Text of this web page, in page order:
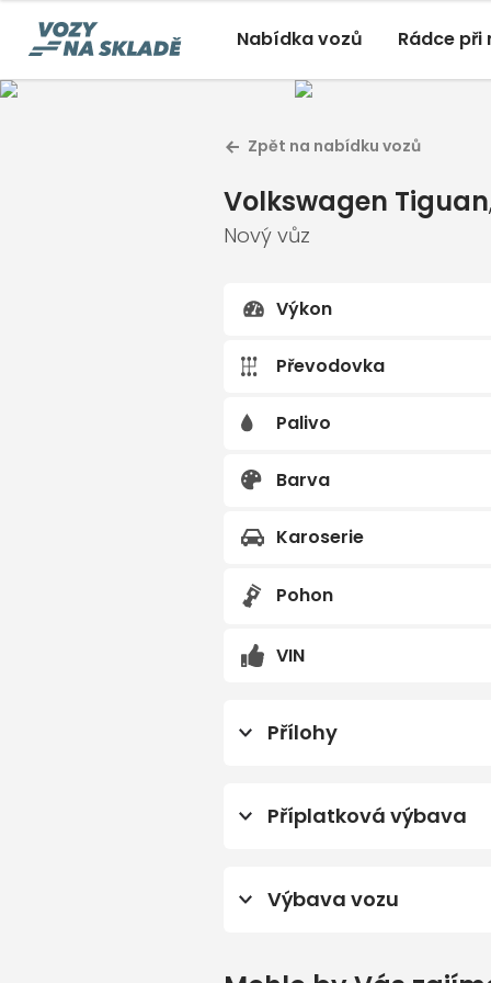
Nabídka vozů Rádce při
Zpět na nabídku vozů
Volkswagen Tiguan
Nový vůz
Výkon
Převodovka
Palivo
Barva
Karoserie
Pohon
VIN
Přílohy
Příplatková výbava
Akční model People
Prodloužená záruka 5 let
Výbava vozu
Nový vůz
Volkswagen Tiguan, 2,0
Nový, Automatická, Přední